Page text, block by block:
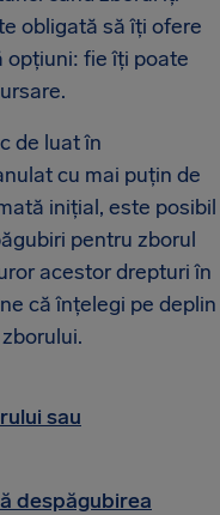
obligată să îți ofere
opțiuni: fie îți poate
de luat în
cu mai puțin de
inițial, este posibil
pentru zborul
acestor drepturi în
că înțelegi pe deplin
sau
despăgubirea